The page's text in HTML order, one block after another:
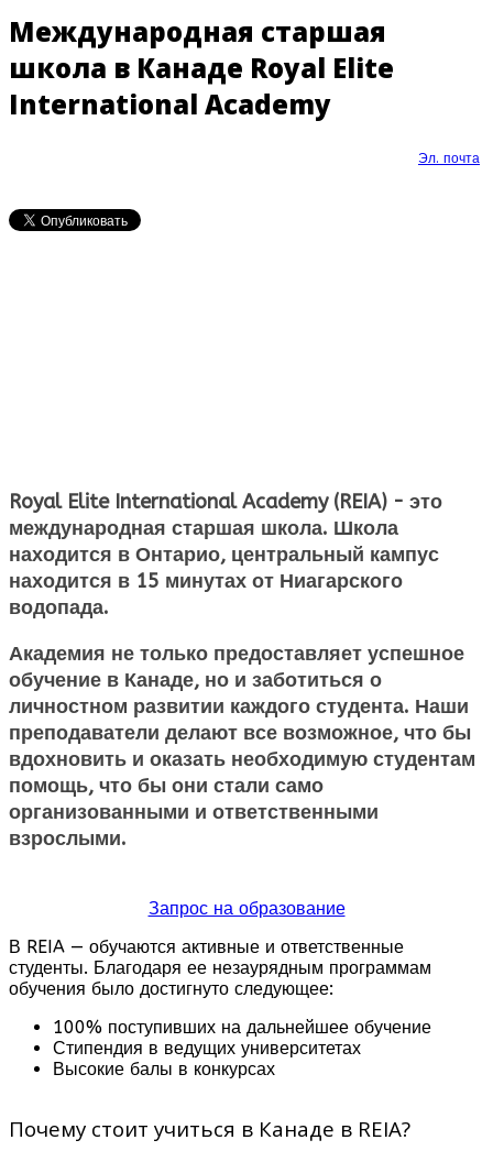
Международная старшая
школа в Канаде Royal Elite
International Academy
Эл. почта
Royal Elite International Academy (REIA) - это
международная старшая школа. Школа
находится в Онтарио, центральный кампус
находится в 15 минутах от Ниагарского
водопада.
Академия не только предоставляет успешное
обучение в Канаде, но и заботиться о
личностном развитии каждого студента. Наши
преподаватели делают все возможное, что бы
вдохновить и оказать необходимую студентам
помощь, что бы они стали само
организованными и ответственными
взрослыми.
Запрос на образование
В REIA — обучаются активные и ответственные
студенты. Благодаря ее незаурядным программам
обучения было достигнуто следующее:
100% поступивших на дальнейшее обучение
Стипендия в ведущих университетах
Высокие балы в конкурсах
Почему стоит учиться в Канаде в REIA?